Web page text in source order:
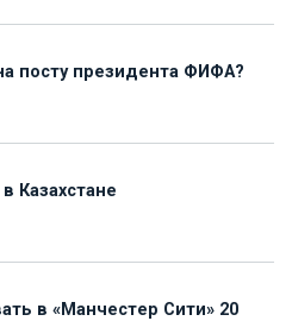
посту президента ФИФА?
Казахстане
в «Манчестер Сити» 20